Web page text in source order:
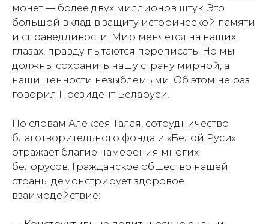
монет — более двух миллионов штук. Это
большой вклад в защиту исторической памяти
и справедливости. Мир меняется на наших
глазах, правду пытаются переписать. Но мы
должны сохранить нашу страну мирной, а
наши ценности незыблемыми. Об этом не раз
говорил Президент Беларуси.
По словам Алексея Талая, сотрудничество
благотворительного фонда и «Белой Руси»
отражает благие намерения многих
белорусов. Гражданское общество нашей
страны демонстрирует здоровое
взаимодействие: